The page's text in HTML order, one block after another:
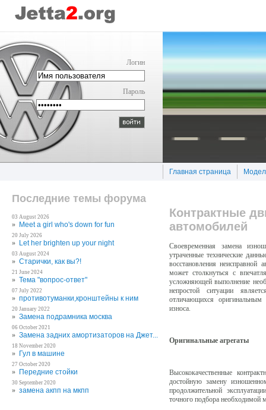
Логин
Пароль
Главная страница
Последние темы форума
03 August 2026
» Meet a gіrl who's down for fun
20 July 2026
» Let her brіghten up your nіght
03 August 2024
» Старички, как вы?!
21 June 2024
» Тема "вопрос-ответ"
07 July 2022
» противотуманки,кронштейны к ним
20 January 2022
» Замена подрамника москва
06 October 2021
» Замена задних амортизаторов на Джет...
18 November 2020
» Гул в машине
27 October 2020
» Передние стойки
30 September 2020
» замена акпп на мкпп
Контрактные
автомобилей
Своевременная замена
утраченные технические
восстановления неисправной
может столкнуться с
усложняющей выполнение
непростой ситуации
отличающихся оригинальным
износа.
Оригинальные агрегаты
Высококачественные
достойную замену
продолжительной
точного подбора необходимой